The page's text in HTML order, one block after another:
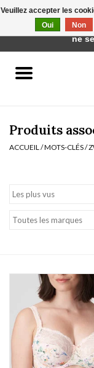
Réduction
Lingerie-accessoires
Cartes-cadeaux
Produits
ACCUEIL /MOTS-CLÉS/
Veuillez accepter les
Oui
Non
Cette boutique est
ne